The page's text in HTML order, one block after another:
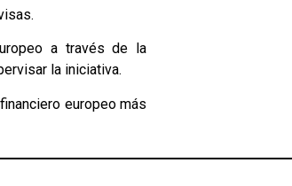
a través de la
la iniciativa.
europeo más